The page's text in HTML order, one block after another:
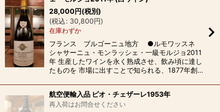
28,000円(税別)
(税込: 30,800円)
在庫わずか
フランス ブルゴーニュ地方 ●ルモワッスネ
シャサーニュ・モンラッシェ・一級モルジョ2011
年 生産したワインを永く熟成させ、飲み頃に達し
たものを 市場に出すことで知られる、1877年創…
航空便輸入品 ピオ・チェザーレ1953年
再入荷はお問合せください